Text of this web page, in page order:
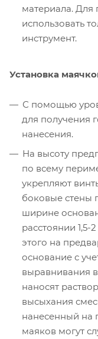
материала. Для
использовать
инструмент.
Установка
С помощью
для получения
нанесения.
На высоту
по всему
укрепляют
боковые стены
ширине
расстоянии 1,5-
этого на
основание с
выравнивания
наносят
высыхания
нанесенный на
маяков могут